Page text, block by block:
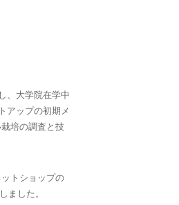
、大学院在学中
アップの初期メ
培の調査と技
トショップの
ました。